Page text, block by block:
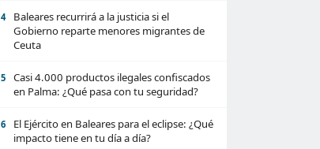
4
Baleares recurrirá a la justicia si el
Gobierno reparte menores migrantes de
Ceuta
5
Casi 4.000 productos ilegales confiscados
en Palma: ¿Qué pasa con tu seguridad?
6
El Ejército en Baleares para el eclipse: ¿Qué
impacto tiene en tu día a día?